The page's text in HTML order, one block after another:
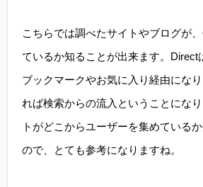
こちらでは調べたサイトやブログが
ているか知ることが出来ます。Direct
ブックマークやお気に入り経由にな
れば検索からの流入ということにな
トがどこからユーザーを集めている
ので、とても参考になりますね。